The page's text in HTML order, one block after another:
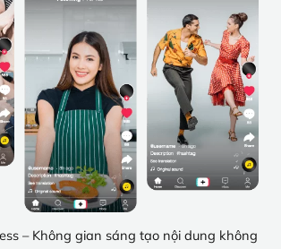
– Không gian sáng tạo nội dung không